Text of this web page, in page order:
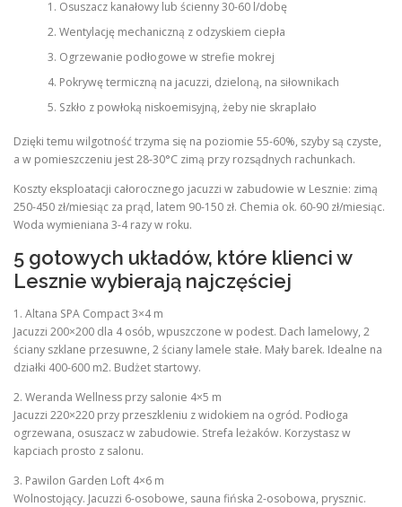
Osuszacz kanałowy lub ścienny 30-60 l/dobę
Wentylację mechaniczną z odzyskiem ciepła
Ogrzewanie podłogowe w strefie mokrej
Pokrywę termiczną na jacuzzi, dzieloną, na siłownikach
Szkło z powłoką niskoemisyjną, żeby nie skraplało
Dzięki temu wilgotność trzyma się na poziomie 55-60%, szyby są czyste,
a w pomieszczeniu jest 28-30°C zimą przy rozsądnych rachunkach.
Koszty eksploatacji całorocznego jacuzzi w zabudowie w Lesznie: zimą
250-450 zł/miesiąc za prąd, latem 90-150 zł. Chemia ok. 60-90 zł/miesiąc.
Woda wymieniana 3-4 razy w roku.
5 gotowych układów, które klienci w
Lesznie wybierają najczęściej
1. Altana SPA Compact 3×4 m
Jacuzzi 200×200 dla 4 osób, wpuszczone w podest. Dach lamelowy, 2
ściany szklane przesuwne, 2 ściany lamele stałe. Mały barek. Idealne na
działki 400-600 m2. Budżet startowy.
2. Weranda Wellness przy salonie 4×5 m
Jacuzzi 220×220 przy przeszkleniu z widokiem na ogród. Podłoga
ogrzewana, osuszacz w zabudowie. Strefa leżaków. Korzystasz w
kapciach prosto z salonu.
3. Pawilon Garden Loft 4×6 m
Wolnostojący. Jacuzzi 6-osobowe, sauna fińska 2-osobowa, prysznic.